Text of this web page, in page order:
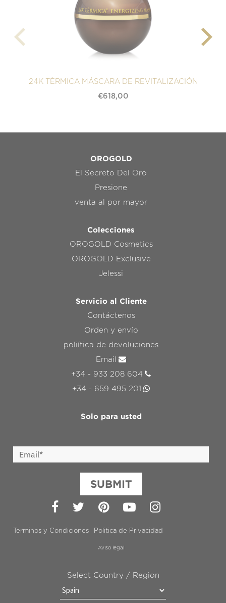
24K TÈRMICA MÁSCARA DE REVITALIZACIÓN
€618,00
OROGOLD
El Secreto Del Oro
Presione
venta al por mayor
Colecciones
OROGOLD Cosmetics
OROGOLD Exclusive
Jelessi
Servicio al Cliente
Contáctenos
Orden y envío
poliítica de devoluciones
Email
+34 - 933 208 604
+34 - 659 495 201
Solo para usted
SUBMIT
Facebook
TwitterPinterest
YouTubeInstagram
Terminos y Condiciones Politica de Privacidad
Aviso legal
Select Country / Region